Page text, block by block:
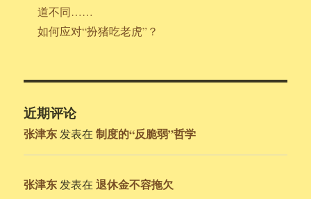
道不同……
如何应对“扮猪吃老虎”？
近期评论
张津东 发表在制度的“反脆弱”哲学
张津东 发表在退休金不容拖欠